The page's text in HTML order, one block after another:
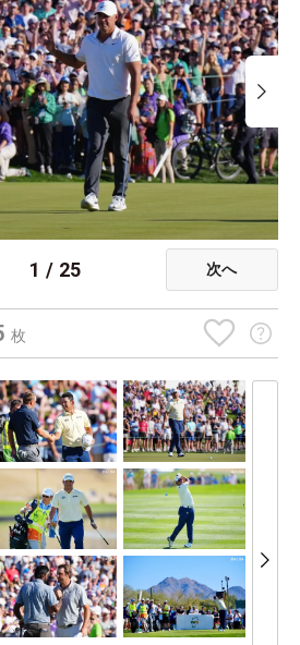
1 / 25 次へ
枚